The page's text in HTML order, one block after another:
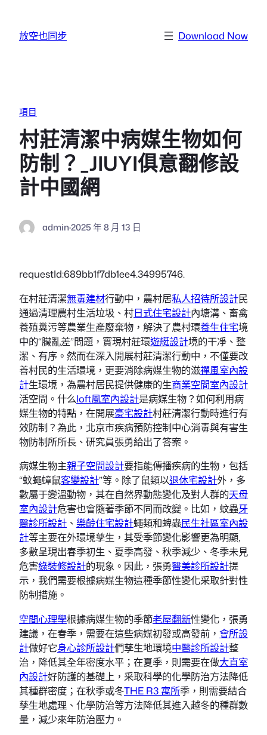
放空也同步 Download Now
項目
村莊清潔中病媒生物如何
防制？_JIUYI俱意翻修設
計中國網
admin·2025 年 8 月 13 日
requestId:689bb1f7db1ee4.34995746.
在村莊清潔無毒建材行動中，農村居私人招待所設計民
通過清理農村生活垃圾、村日式住宅設計內塘溝、畜禽
養殖糞污等農業生產廢棄物，解決了農村環養生住宅境
中的“臟亂差”問題，實現村莊環遊艇設計境的干凈、整
潔、有序。然而在深入開展村莊清潔行動中，不僅要改
善村民的生活環境，更要消除病媒生物的滋禪風室內設
計生環境，為農村居民提供健康的生商業空間室內設計
活空間。什么loft風室內設計是病媒生物？如何利用病
媒生物的特點，在開展豪宅設計村莊清潔行動時進行有
效防制？為此，北京市疾病預防控制中心消毒與有害生
物防制所所長、研究員張勇給出了答案。
病媒生物主親子空間設計要指能傳播疾病的生物，包括
“蚊蠅蟑鼠客變設計”等。除了鼠類以退休宅設計外，多
數屬于變溫動物，其在自然界動態變化及對人群的天母
室內設計危害也會隨著季節不同而改變。比如，蚊蟲牙
醫診所設計 、 樂齡住宅設計蠅類和蜱蟲民生社區室內設
計等主要在外環境孳生，其受季節變化影響更為明顯,
多數呈現出春季初生、夏季高發、秋季減少、冬季未見
危害綠裝修設計的現象。因此，張勇醫美診所設計提
示，我們需要根據病媒生物這種季節性變化采取針對性
防制措施。
空間心理學根據病媒生物的季節老屋翻新性變化，張勇
建議，在春季，需要在這些病媒初發或高發前， 會所設
計做好它身心診所設計們孳生地環境中醫診所設計整
治，降低其全年密度水平；在夏季，則需要在做大直室
內設計好防護的基礎上，采取科學的化學防治方法降低
其種群密度；在秋季或冬THE R3 寓所季，則需要結合
孳生地處理、化學防治等方法降低其進入越冬的種群數
量，減少來年防治壓力。